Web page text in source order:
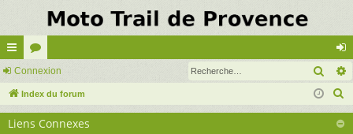
cc
ès
ra
or
u
on
ne
xi
Connexion
Index du forum
Liens Connexes